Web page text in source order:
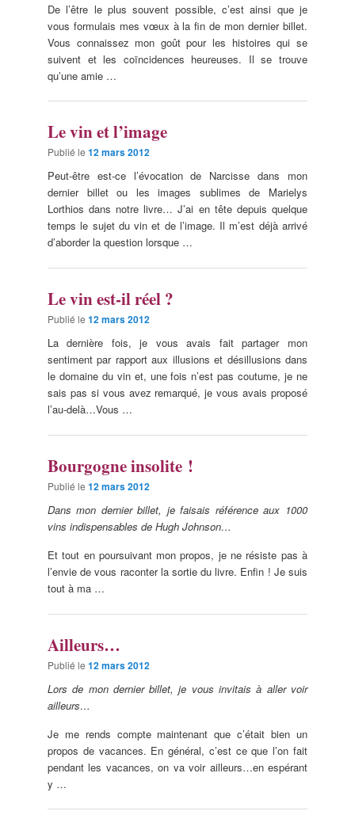
De l’être le plus souvent possible, c’est ainsi que je
vous formulais mes vœux à la fin de mon dernier billet.
Vous connaissez mon goût pour les histoires qui se
suivent et les coïncidences heureuses. Il se trouve
qu’une amie …
Le vin et l’image
Publié le 12 mars 2012
Peut-être est-ce l’évocation de Narcisse dans mon
dernier billet ou les images sublimes de Marielys
Lorthios dans notre livre… J’ai en tête depuis quelque
temps le sujet du vin et de l’image. Il m’est déjà arrivé
d’aborder la question lorsque …
Le vin est-il réel ?
Publié le 12 mars 2012
La dernière fois, je vous avais fait partager mon
sentiment par rapport aux illusions et désillusions dans
le domaine du vin et, une fois n’est pas coutume, je ne
sais pas si vous avez remarqué, je vous avais proposé
l’au-delà…Vous …
Bourgogne insolite !
Publié le 12 mars 2012
Dans mon dernier billet, je faisais référence aux 1000
vins indispensables de Hugh Johnson…
Et tout en poursuivant mon propos, je ne résiste pas à
l’envie de vous raconter la sortie du livre. Enfin ! Je suis
tout à ma …
Ailleurs…
Publié le 12 mars 2012
Lors de mon dernier billet, je vous invitais à aller voir
ailleurs…
Je me rends compte maintenant que c’était bien un
propos de vacances. En général, c’est ce que l’on fait
pendant les vacances, on va voir ailleurs…en espérant
y …